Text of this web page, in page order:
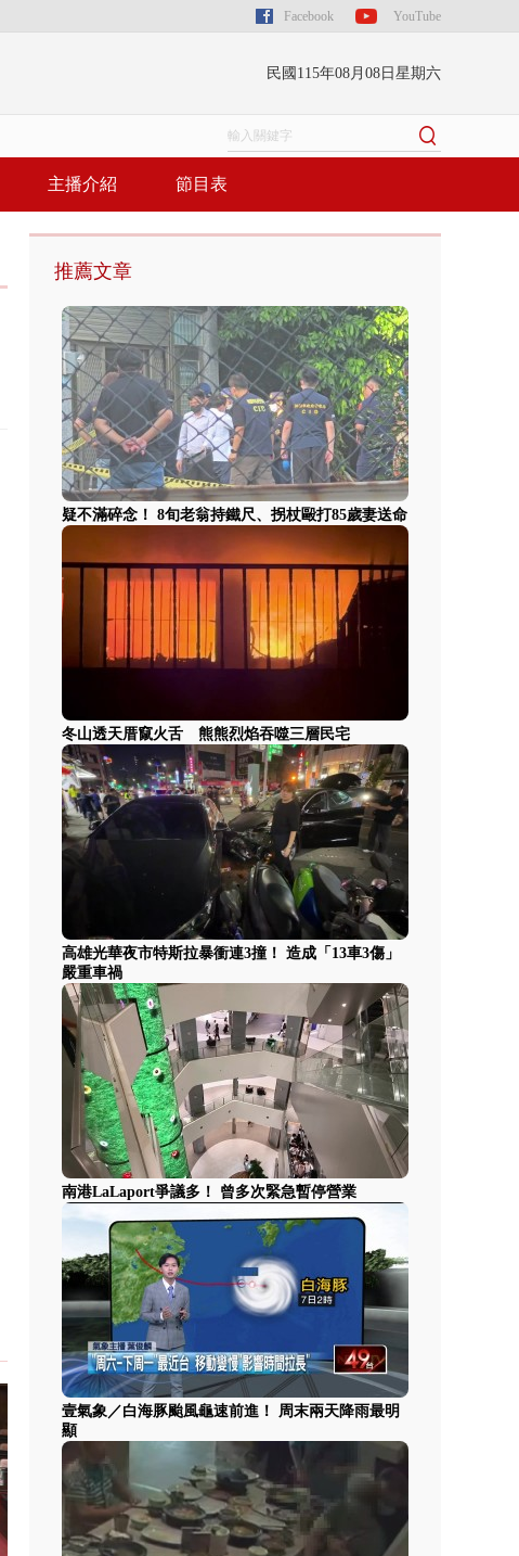
Facebook YouTube
民國115年08月08日星期六
主播介紹 節目表
推薦文章
疑不滿碎念！ 8旬老翁持鐵尺、拐杖毆打85歲妻送命
冬山透天厝竄火舌 熊熊烈焰吞噬三層民宅
高雄光華夜市特斯拉暴衝連3撞！ 造成「13車3傷」
嚴重車禍
南港LaLaport爭議多！ 曾多次緊急暫停營業
壹氣象／白海豚颱風龜速前進！ 周末兩天降雨最明
顯